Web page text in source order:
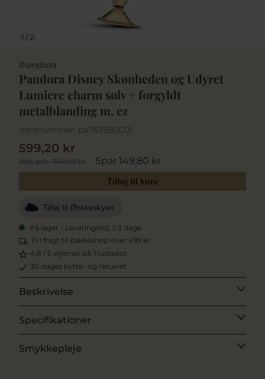
1 / 2
Pandora
Pandora Disney Skønheden og Udyret
Lumiere charm sølv + forgyldt
metalblanding m. cz
Varenummer: pa763985C01
Vejl. pris749,00 kr Spar 149,80 kr
599,20 kr
Tilføj til kurv
Tilføj til Ønskeskyen
På lager - Leveringstid, 1-3 dage
Fri fragt til pakkeshop over 499 kr.
4,8 / 5 stjerner på Trustpilot
30 dages bytte- og returret
Beskrivelse
Specifikationer
Smykkepleje